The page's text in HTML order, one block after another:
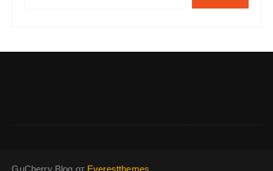
GuCherry Blog от Everestthemes